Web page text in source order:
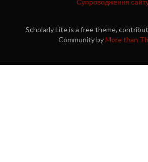
Супроводження
Scholarly Lite is a free theme,
Community byMore than